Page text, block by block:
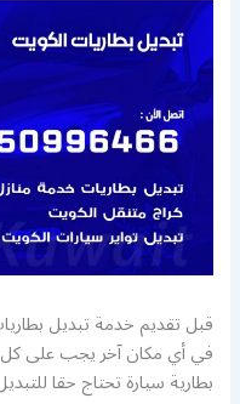
قبل تقديم خدمة تبديل
في أي مكان آخر يجب على كل
بطارية سيارة تحتاج حقا